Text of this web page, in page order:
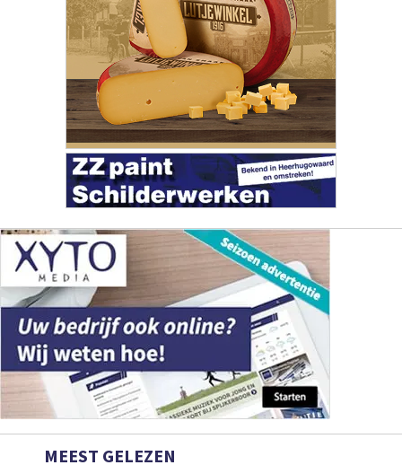
MEEST GELEZEN